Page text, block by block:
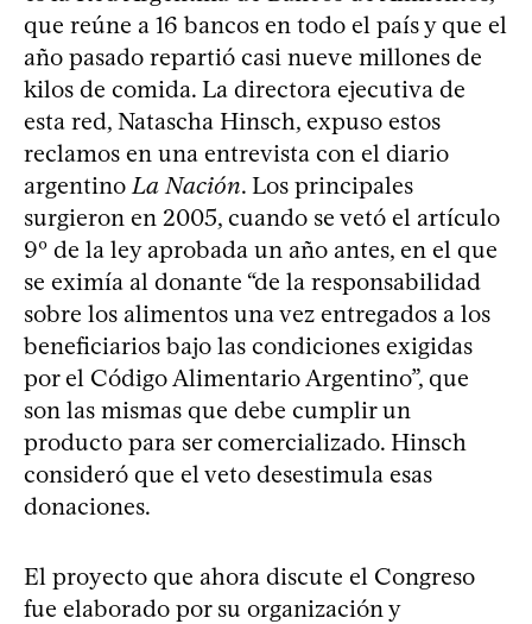
que reúne a 16 bancos en todo el país y que el
año pasado repartió casi nueve millones de
kilos de comida. La directora ejecutiva de
esta red, Natascha Hinsch, expuso estos
reclamos en una entrevista con el diario
argentino La Nación. Los principales
surgieron en 2005, cuando se vetó el artículo
9º de la ley aprobada un año antes, en el que
se eximía al donante “de la responsabilidad
sobre los alimentos una vez entregados a los
beneficiarios bajo las condiciones exigidas
por el Código Alimentario Argentino”, que
son las mismas que debe cumplir un
producto para ser comercializado. Hinsch
consideró que el veto desestimula esas
donaciones.
El proyecto que ahora discute el Congreso
fue elaborado por su organización y